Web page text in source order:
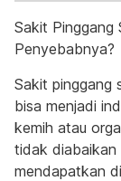
Sakit Pinggang
Penyebabnya?
Sakit pinggang
bisa menjadi
kemih atau
tidak diabaikan
mendapatkan